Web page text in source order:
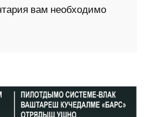
вам необходимо